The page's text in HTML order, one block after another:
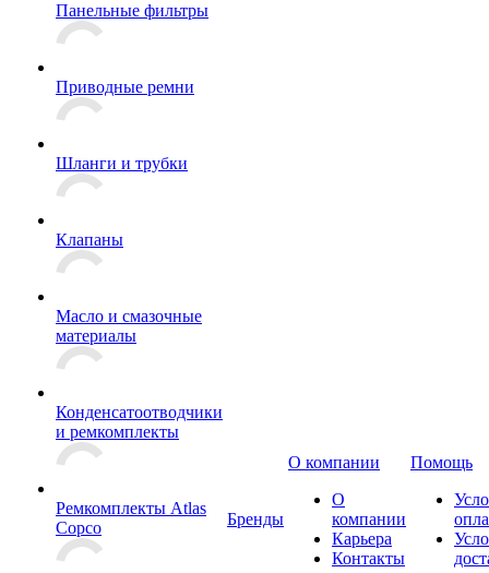
Панельные фильтры
Приводные ремни
Шланги и трубки
Клапаны
Масло и смазочные
материалы
Конденсатоотводчики
и ремкомплекты
Ремкомплекты Atlas
Copco
Бренды
О компании
О
компании
Карьера
Контакты
Помощь